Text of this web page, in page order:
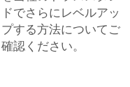
ドでさらにレベルアッ
プする方法についてご
確認ください。